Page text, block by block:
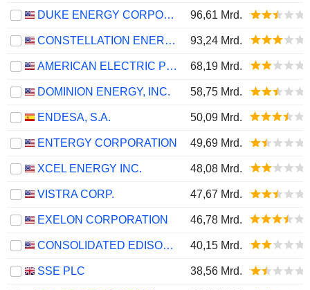
DUKE ENERGY CORPORATION 96,61 Mrd.
CONSTELLATION ENERGY CORPORATION 93,24 Mrd.
AMERICAN ELECTRIC POWER COMPANY, INC. 68,19 Mrd.
DOMINION ENERGY, INC. 58,75 Mrd.
ENDESA, S.A. 50,09 Mrd.
ENTERGY CORPORATION 49,69 Mrd.
XCEL ENERGY INC. 48,08 Mrd.
VISTRA CORP. 47,67 Mrd.
EXELON CORPORATION 46,78 Mrd.
CONSOLIDATED EDISON, INC. 40,15 Mrd.
SSE PLC 38,56 Mrd.